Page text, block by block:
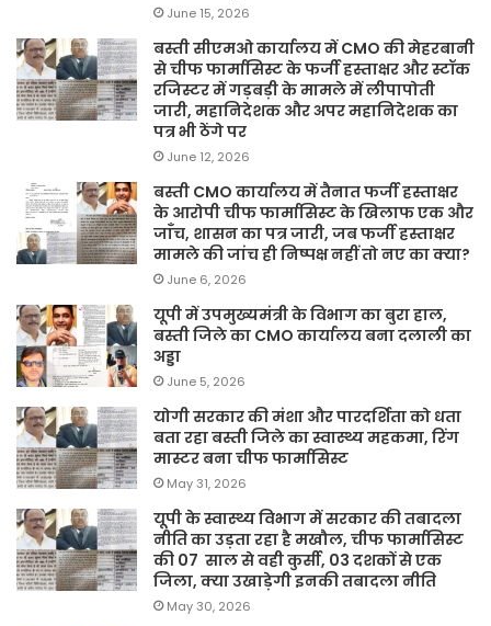
June 15, 2026
बस्ती सीएमओ कार्यालय में CMO की मेहरबानी
से चीफ फार्मासिस्ट के फर्जी हस्ताक्षर और स्टॉक
रजिस्टर में गड़बड़ी के मामले में लीपापोती
जारी, महानिदेशक और अपर महानिदेशक का
पत्र भी ठेंगे पर
June 12, 2026
बस्ती CMO कार्यालय में तैनात फर्जी हस्ताक्षर
के आरोपी चीफ फार्मासिस्ट के खिलाफ एक और
जाँच, शासन का पत्र जारी, जब फर्जी हस्ताक्षर
मामले की जांच ही निष्पक्ष नहीं तो नए का क्या?
June 6, 2026
यूपी में उपमुख्यमंत्री के विभाग का बुरा हाल,
बस्ती जिले का CMO कार्यालय बना दलाली का
अड्डा
June 5, 2026
योगी सरकार की मंशा और पारदर्शिता को धता
बता रहा बस्ती जिले का स्वास्थ्य महकमा, रिंग
मास्टर बना चीफ फार्मासिस्ट
May 31, 2026
यूपी के स्वास्थ्य विभाग में सरकार की तबादला
नीति का उड़ता रहा है मखौल, चीफ फार्मासिस्ट
की 07 साल से वही कुर्सी, 03 दशकों से एक
जिला, क्या उखाड़ेगी इनकी तबादला नीति
May 30, 2026